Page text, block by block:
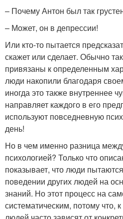
– Почему Антон был так
– Может, он в депрессии!
Или кто-то пытается
скажет или сделает. Обычно
привязаны к определенным
люди накопили благодаря
иногда это также внутреннее
направляет каждого в его
используют повседневную
день!
Но в чем именно разница
психологией? Только что
показывает, что люди
поведении других людей на
знаний. Но этот процесс на
систематическим, потому что,